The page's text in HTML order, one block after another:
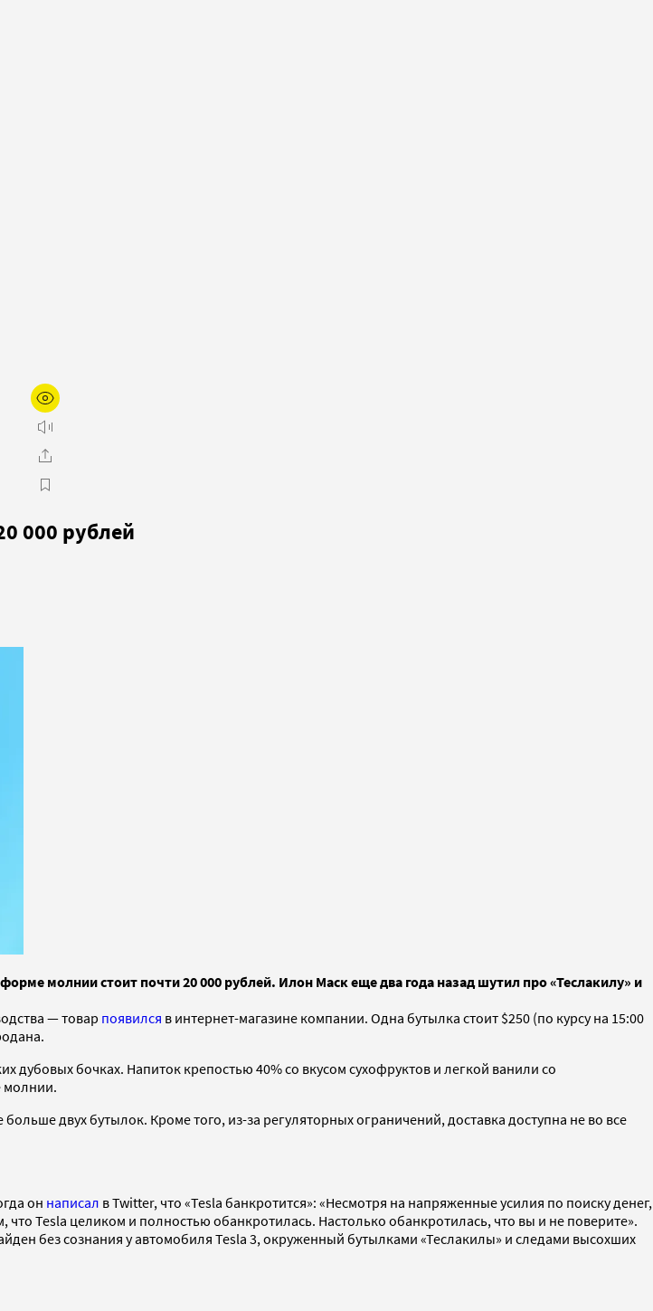
000 рублей
молнии стоит почти 20 000 рублей. Илон Маск еще два года назад шутил про «Теслакилу» и
— товар появился в интернет-магазине компании. Одна бутылка стоит $250 (по курсу на 15:00
дубовых бочках. Напиток крепостью 40% со вкусом сухофруктов и легкой ванили со
молнии.
двух бутылок. Кроме того, из-за регуляторных ограничений, доставка доступна не во все
он написал в Twitter, что «Tesla банкротится»: «Несмотря на напряженные усилия по поиску денег,
Tesla целиком и полностью обанкротилась. Настолько обанкротилась, что вы и не поверите».
без сознания у автомобиля Tesla 3, окруженный бутылками «Теслакилы» и следами высохших